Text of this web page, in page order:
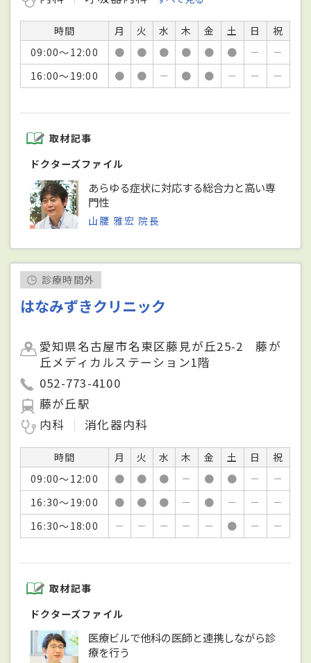
時間 月 火 水 木 金 土 日
祝
09:00～12:00
● ● ● ● ● ● －
－
16:00～19:00
● ● － ● ● － － －
取材記事
ドクターズファイル
あらゆる症状に対応する総合力と高い専
門性
山腰 雅宏 院長
診療時間外
はなみずきクリニック
愛知県名古屋市名東区藤見が丘25-2 藤が
丘メディカルステーション1階
052-773-4100
藤が丘駅
内科
消化器内科
時間 月 火 水 木 金 土 日
祝
09:00～12:00
● ● ● － ● ● －
－
16:30～19:00
● ● ● － ● － －
－
16:30～18:00
－ － － － － ● － －
取材記事
ドクターズファイル
医療ビルで他科の医師と連携しながら診
療を行う